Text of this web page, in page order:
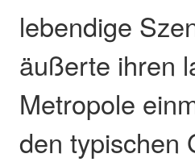
lebendige
äußerte ihren
Metropole
den typischen